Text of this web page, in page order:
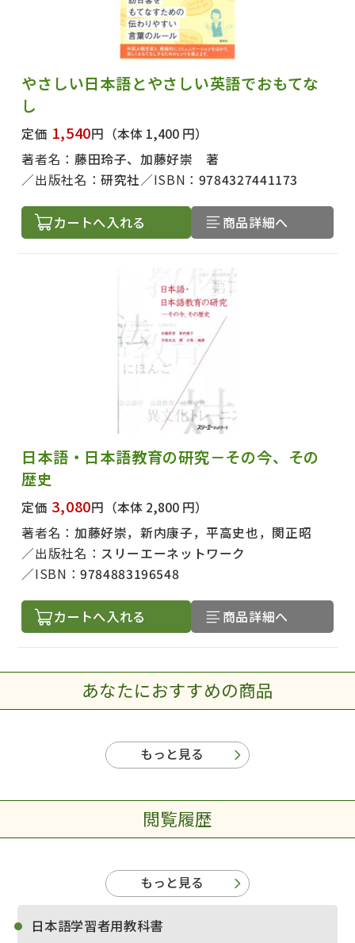
出版社名で絞り込む
やさしい日本語とやさしい英語でおもてな
し
定価 1,540円 （本体 1,400 円）
著者名： 藤田玲子、加藤好崇 著
出版社名：研究社 ISBN： 9784327441173
カートへ入れる 商品詳細へ
日本語・日本語教育の研究－その今、その
歴史
定価 3,080円 （本体 2,800 円）
著者名： 加藤好崇，新内康子，平高史也，関正昭
出版社名： スリーエーネットワーク
ISBN：9784883196548
カートへ入れる 商品詳細へ
あなたにおすすめの商品
もっと見る
閲覧履歴
もっと見る
日本語学習者用教科書